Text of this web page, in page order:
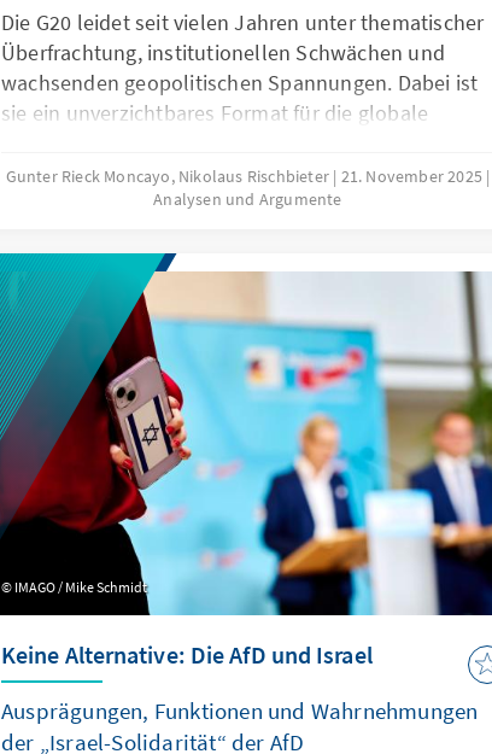
Die G20 leidet seit vielen Jahren unter thematischer
Überfrachtung, institutionellen Schwächen und
wachsenden geopolitischen Spannungen. Dabei ist
sie ein unverzichtbares Format für die globale
und Wirksamkeit zurückgewinnen. Dies kann nur
gelingen, wenn die G20 sich auf ihr Kernmandat
Planungsinstanz weiterentwickelt, die OECD als
Quasi-Sekretariat institutionell stärkt und ihre
Arbeitsweise stärker auf umsetzbare Ergebnisse
ausrichtet.
Gunter Rieck Moncayo, Nikolaus Rischbieter 21. November 2025
Analysen und Argumente
IMAGO / Mike Schmidt
Keine Alternative: Die AfD und Israel
Ausprägungen, Funktionen und Wahrnehmungen
der „Israel-Solidarität“ der AfD